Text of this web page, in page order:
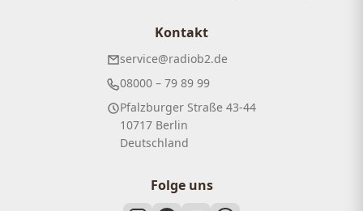
Kontakt
service@radiob2.de
08000 – 79 89 99
Pfalzburger Straße 43-44
10717 Berlin
Deutschland
Folge uns